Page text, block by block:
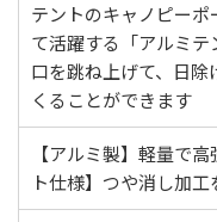
テントのキャノピー
て活躍する「アルミ
口を跳ね上げて、日
くることができます
【アルミ製】軽量で
ト仕様】つや消し加